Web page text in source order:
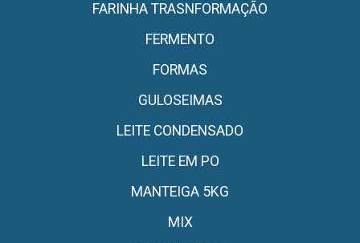
FARINHA TRASNFORMAÇÃO
FERMENTO
FORMAS
GULOSEIMAS
LEITE CONDENSADO
LEITE EM PO
MANTEIGA 5KG
MIX